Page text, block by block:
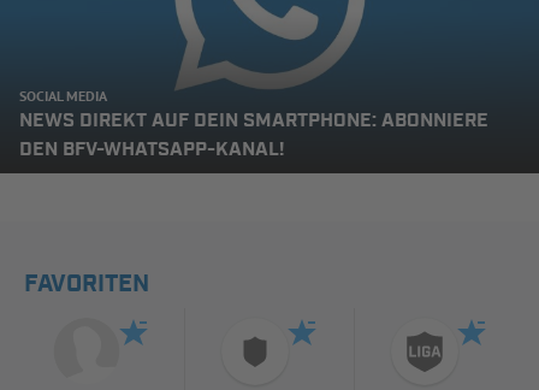
SOCIAL MEDIA
NEWS DIREKT AUF DEIN SMARTPHONE: ABONNIERE
DEN BFV-WHATSAPP-KANAL!
FAVORITEN